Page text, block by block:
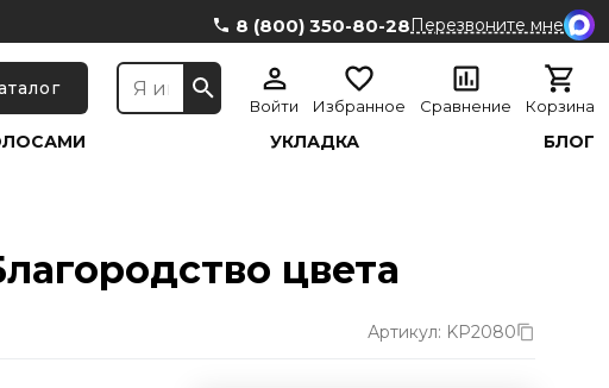
8 (800) 350-80-28Перезвоните мне
Войти Избранное Сравнение Корзина
УКЛАДКА БЛОГ
цвета
Артикул: KP2080